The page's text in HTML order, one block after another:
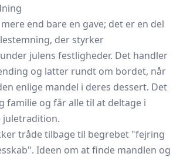
end bare en gave; det er en del
der styrker
julens festligheder. Det handler
og latter rundt om bordet, når
enlige mandel i deres dessert. Det
familie og får alle til at deltage i
juletradition.
tråde tilbage til begrebet "fejring
Ideen om at finde mandlen og